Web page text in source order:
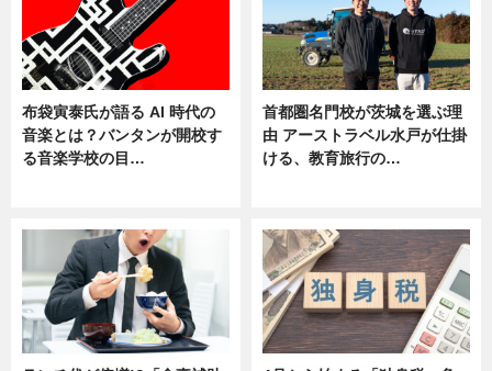
布袋寅泰氏が語る AI 時代の
音楽とは？バンタンが開校す
る音楽学校の目…
首都圏名門校が茨城を選ぶ理
由 アーストラベル水戸が仕掛
ける、教育旅行の…